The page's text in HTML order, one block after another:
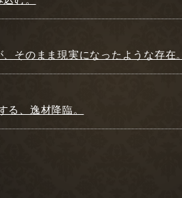
そのまま現実になったような存在。
る、逸材降臨。